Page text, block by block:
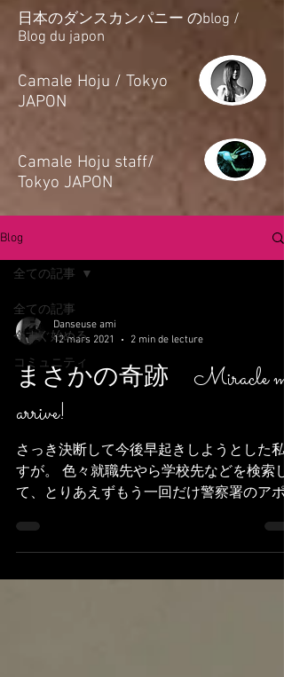
日本のダンスカンパニー のblog /
Blog du japon
​Camale Hoju / Tokyo
JAPON
​Camale Hoju staff/
Tokyo JAPON
Blog
全ての記事
今すぐ始める
コミュニティ
全ての記事
Danseuse ami
12 mars 2021
2 min de lecture
まさかの奇跡 Miracle m'a
arrive!
さっき決断して今後早起きしようとした私
すが。 色々就職先やら学校先などを検索し
て、とりあえずもう一回だけ警察署のアポ
Toute a l'heure j'ai fait decision de me réveiller
plus...